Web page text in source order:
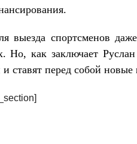
выезда спортсменов
Но, как заключает
ставят перед собой новые